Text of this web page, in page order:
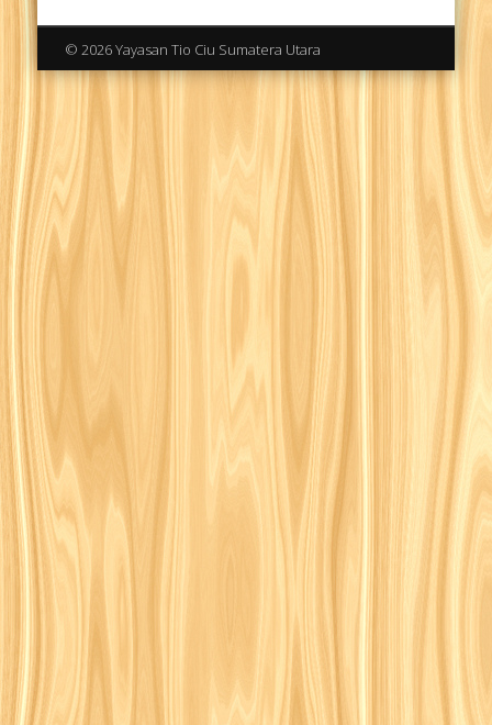
© 2026 Yayasan Tio Ciu Sumatera Utara